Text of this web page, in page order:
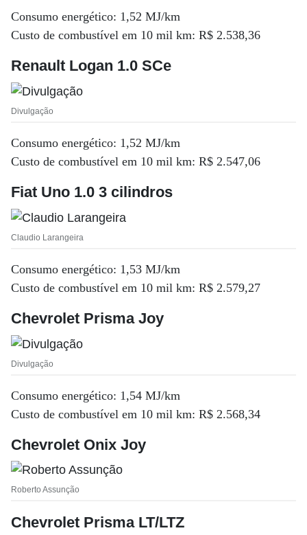
Consumo energético: 1,52 MJ/km
Custo de combustível em 10 mil km: R$ 2.538,36
Renault Logan 1.0 SCe
Divulgação
Consumo energético: 1,52 MJ/km
Custo de combustível em 10 mil km: R$ 2.547,06
Fiat Uno 1.0 3 cilindros
Claudio Larangeira
Consumo energético: 1,53 MJ/km
Custo de combustível em 10 mil km: R$ 2.579,27
Chevrolet Prisma Joy
Divulgação
Consumo energético: 1,54 MJ/km
Custo de combustível em 10 mil km: R$ 2.568,34
Chevrolet Onix Joy
Roberto Assunção
Chevrolet Prisma LT/LTZ